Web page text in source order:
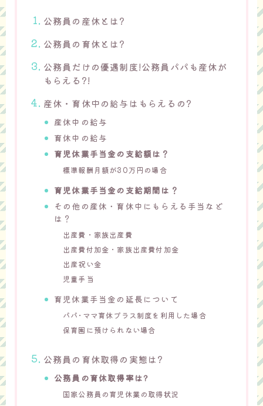
公務員の産休とは?
公務員の育休とは?
公務員だけの優遇制度!公務員パパも産休が
もらえる?!
産休・育休中の給与はもらえるの?
産休中の給与
育休中の給与
育児休業手当金の支給額は？
標準報酬月額が30万円の場合
育児休業手当金の支給期間は？
その他の産休・育休中にもらえる手当など
は？
出産費・家族出産費
出産費付加金・家族出産費付加金
出産祝い金
児童手当
育児休業手当金の延長について
パパ･ママ育休プラス制度を利用した場合
保育園に預けられない場合
公務員の育休取得の実態は?
公務員の育休取得率は?
国家公務員の育児休業の取得状況